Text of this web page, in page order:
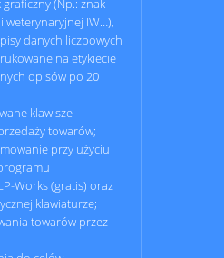
(Np.: znak
weterynaryjnej IW…),
danych liczbowych
na etykiecie
opisów po 20
klawisze
towarów;
przy użyciu
Works (gratis) oraz
klawiaturze;
towarów przez